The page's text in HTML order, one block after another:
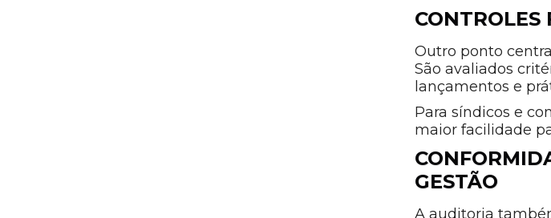
CONTROLES
Outro ponto
São avaliados
lançamentos e
Para síndicos e
maior facilidade
GESTÃO
A auditoria